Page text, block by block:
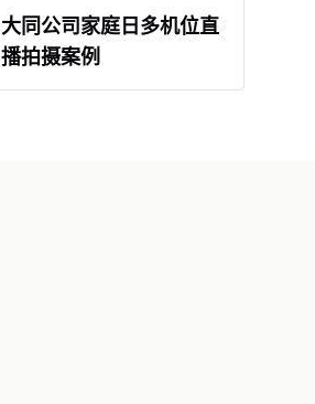
大同公司家庭日多机位直
播拍摄案例